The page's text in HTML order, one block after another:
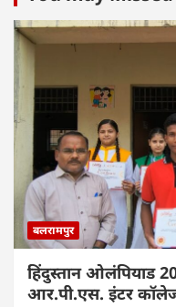
बलरामपुर
हिंदुस्तान ओलंपियाड
आर.पी.एस. इंटर कॉलेज